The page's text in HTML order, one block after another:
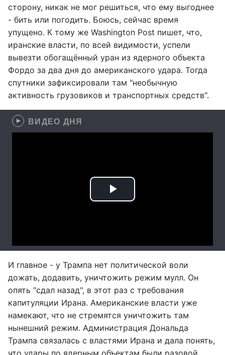
сторону, никак не мог решиться, что ему выгоднее
- бить или погодить. Боюсь, сейчас время
упущено. К тому же Washington Post пишет, что,
иранские власти, по всей видимости, успели
вывезти обогащённый уран из ядерного объекта
Фордо за два дня до американского удара. Тогда
спутники зафиксировали там "необычную
активность грузовиков и транспортных средств".
ВИДЕО ДНЯ
И главное - у Трампа нет политической воли
дожать, додавить, уничтожить режим мулл. Он
опять "сдал назад", в этот раз с требования
капитуляции Ирана. Американские власти уже
намекают, что не стремятся уничтожить там
нынешний режим. Администрация Дональда
Трампа связалась с властями Ирана и дала понять,
что удары по ядерным объектам были разовой